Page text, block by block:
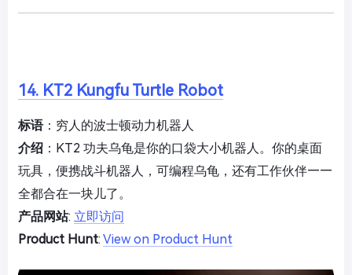
14. KT2 Kungfu Turtle Robot
标语：穷人的波士顿动力机器人
介绍 ：KT2 功夫乌龟是你的口袋大小机器人。你的桌面
玩具，便携战斗机器人，可编程乌龟，还有工作伙伴——
全都合在一块儿了。
产品网站: 立即访问
Product Hunt: View on Product Hunt